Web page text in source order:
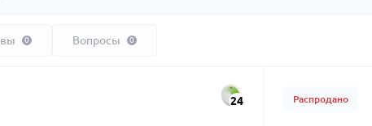
0 Вопросы 0
24 Распродано